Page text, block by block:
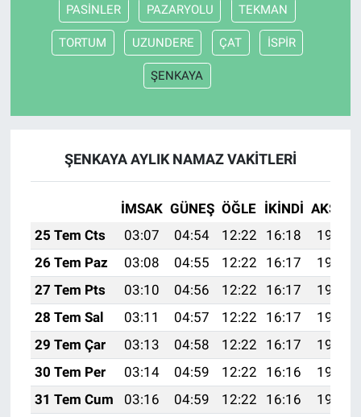
PASİNLER PAZARYOLU TEKMAN
TORTUM UZUNDERE ÇAT İSPİR
ŞENKAYA
ŞENKAYA AYLIK NAMAZ VAKITLERI
İMSAK GÜNEŞ ÖĞLE İKINDI AKŞAM
25 Tem Cts
03:07 04:54 12:22 16:18
19:40
26 Tem Paz
03:08 04:55 12:22 16:17
19:40
27 Tem Pts
03:10 04:56 12:22 16:17
19:39
28 Tem Sal
03:11 04:57 12:22 16:17
19:38
29 Tem Çar
03:13 04:58 12:22 16:17
19:37
30 Tem Per
03:14 04:59 12:22 16:16
19:36
31 Tem Cum
03:16 04:59 12:22 16:16
19:35